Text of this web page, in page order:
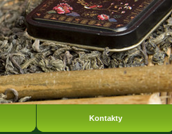
Kontakty